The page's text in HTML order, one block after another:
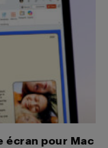
écran pour Mac